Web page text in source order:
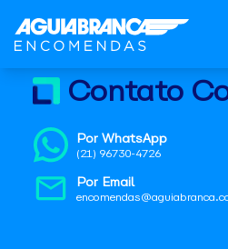
Contato
Por WhatsApp
(21) 96730-4726
Por Email